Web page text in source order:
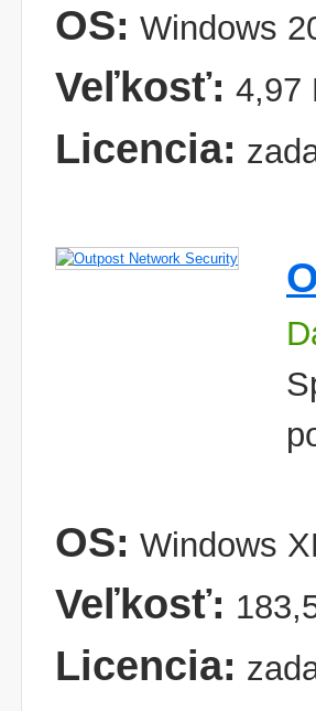
OS: Windows
Veľkosť: 4,97
Licencia:
OS: Windows
Veľkosť:
Licencia: